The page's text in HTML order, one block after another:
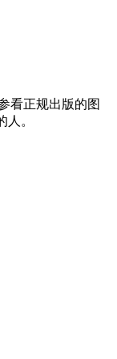
看正规出版的图
。